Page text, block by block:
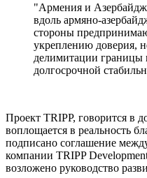
"Армения и
вдоль армяно-
стороны
укреплению доверия,
делимитации границы
долгосрочной
Проект TRIPP, говорится в
воплощается в реальность
подписано соглашение
компании TRIPP
возложено руководство